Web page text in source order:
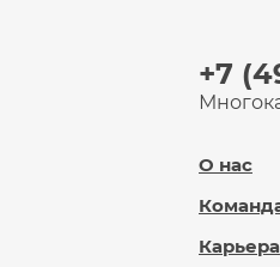
+7
О нас
Карьера